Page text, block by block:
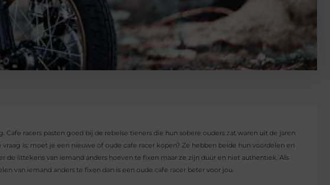
Cafe racers pasten goed bij de rebelse tieners die hun sobere ouders zat waren uit de jaren
is: moet je een nieuwe of oude cafe racer kopen? Ze hebben beide hun voordelen en
littekens van iemand anders hoeven te fixen maar ze zijn duur en niet authentiek. Als
van iemand anders te fixen dan is een oude cafe racer beter voor jou.